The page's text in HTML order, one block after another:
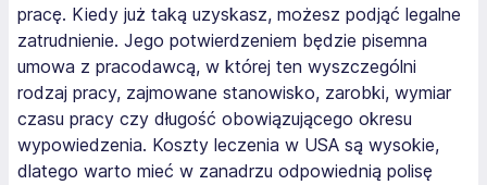
pracę. Kiedy już taką uzyskasz, możesz podjąć legalne
zatrudnienie. Jego potwierdzeniem będzie pisemna
umowa z pracodawcą, w której ten wyszczególni
rodzaj pracy, zajmowane stanowisko, zarobki, wymiar
czasu pracy czy długość obowiązującego okresu
wypowiedzenia. Koszty leczenia w USA są wysokie,
dlatego warto mieć w zanadrzu odpowiednią polisę